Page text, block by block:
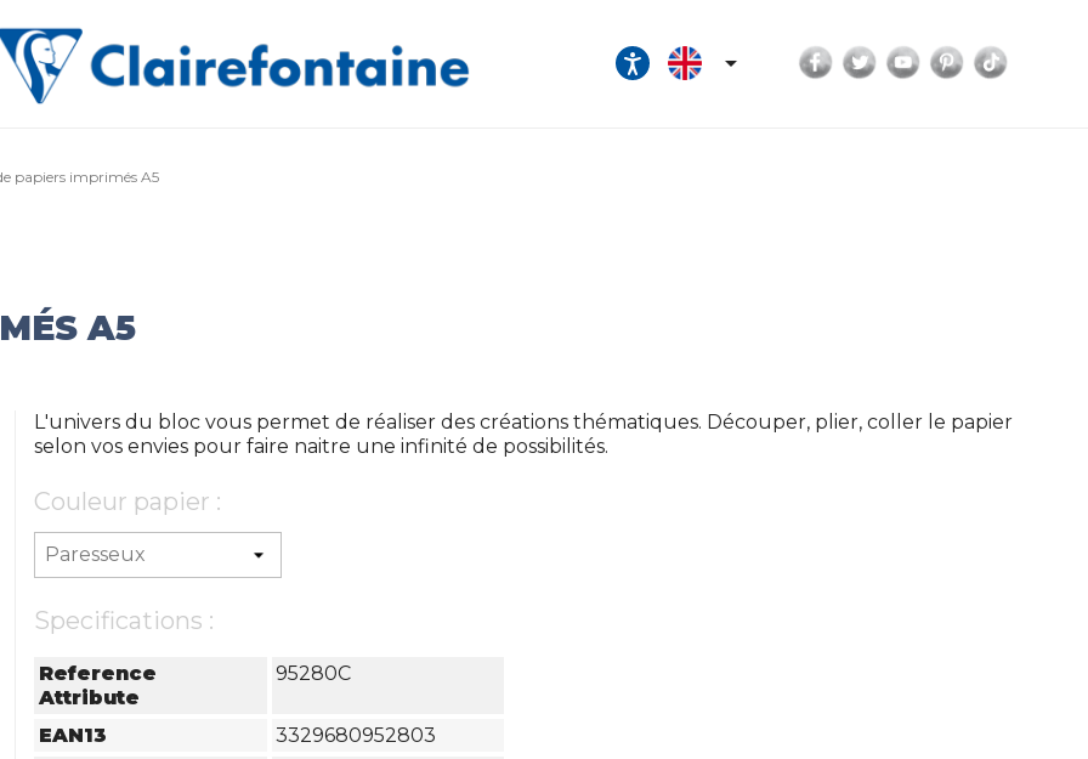
 Facebook
TwitterYouTubePinterest
papiers imprimés A5
A5
L'univers du bloc vous permet de réaliser des créations thématiques. Découper, plier, coller le papier
selon vos envies pour faire naitre une infinité de possibilités.
Couleur papier :
Specifications :
Reference
Attribute
95280C
EAN13
3329680952803